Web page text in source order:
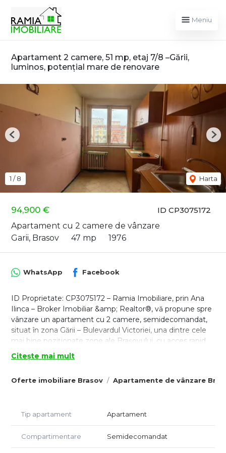
Meniu
Apartament 2 camere, 51 mp, etaj 7/8 –Gării,
luminos, potențial mare de renovare
ID CP3075172
94,900 €
Apartament cu 2 camere de vânzare
Garii, Brasov
47 mp 1976
1 /8 Harta
Previous
Oferte imobiliare Brasov Apartamente de vânzare
WhatsApp Facebook
ID Proprietate: CP3075172 – Ramia Imobiliare, prin Ana
Ilinca – Broker Imobiliar &amp; Realtor®, vă propune spre
vânzare un apartament cu 2 camere, semidecomandat,
situat în zona Gării – Bulevardul Victoriei, una dintre cele
mai bine poziționate zone ale Brașovului, cu acces rapid
către Centru Civic, Parcul Tractorul, Școala Gimnazială nr.
19 și multiple puncte de interes urban.
imobil reabilitat termic, dotat cu lift modernizat și scară
parcursul zilei.
Proprietatea are o suprafață utilă generoasă de 51,2 mp și
reprezintă o oportunitate excelentă pentru cei care își
doresc un apartament cu potențial, ce poate fi amenajat
Citește mai mult
Tip apartament Apartament
Compartimentare Semidecomandat